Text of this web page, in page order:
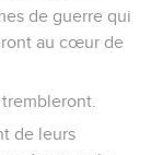
de guerre qui
au cœur de
de leurs